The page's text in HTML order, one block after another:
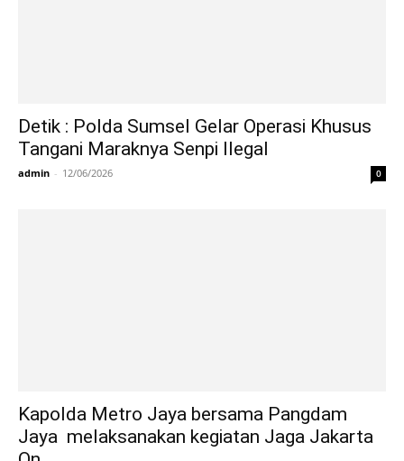
Detik : Polda Sumsel Gelar Operasi Khusus
Tangani Maraknya Senpi Ilegal
admin - 12/06/2026 0
Kapolda Metro Jaya bersama Pangdam
Jaya melaksanakan kegiatan Jaga Jakarta